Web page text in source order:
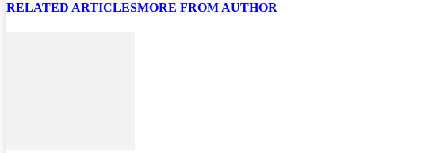
RELATED ARTICLESMORE FROM AUTHOR